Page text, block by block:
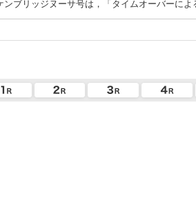
ンブリッジヌーサ号は，「タイムオーバーに